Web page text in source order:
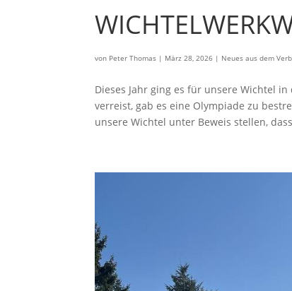
von Peter Thomas | März 28, 2026 | Neues aus dem
Dieses Jahr ging es für unsere Wichtel
verreist, gab es eine Olympiade zu
unsere Wichtel unter Beweis stellen,